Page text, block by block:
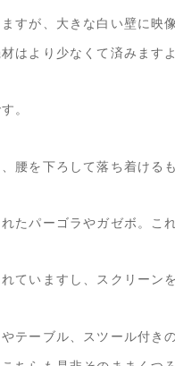
すが、大きな白い壁に映
はより少なくて済みますよ
。
腰を下ろして落ち着ける
たパーゴラやガゼボ。こ
ていますし、スクリーン
テーブル、スツール付き